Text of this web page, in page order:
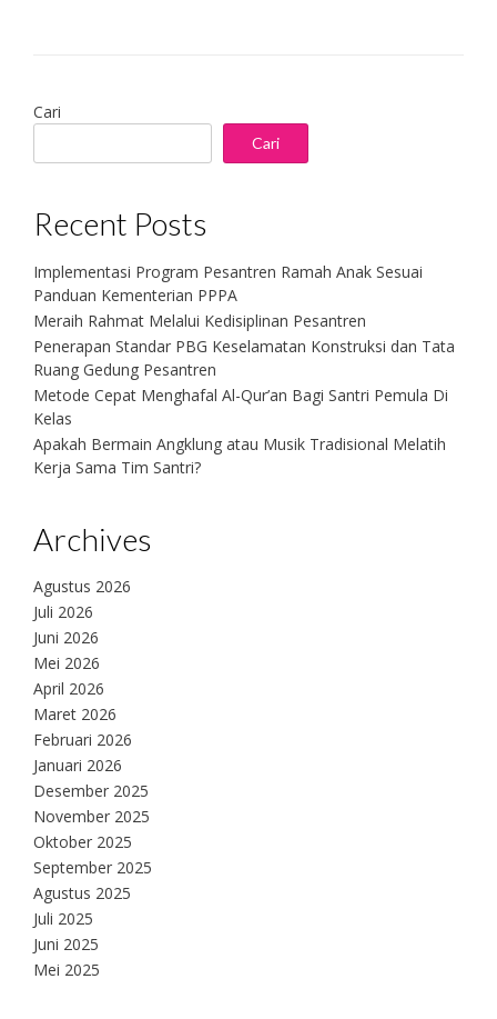
Cari
Cari
Recent Posts
Implementasi Program Pesantren Ramah Anak Sesuai
Panduan Kementerian PPPA
Meraih Rahmat Melalui Kedisiplinan Pesantren
Penerapan Standar PBG Keselamatan Konstruksi dan Tata
Ruang Gedung Pesantren
Metode Cepat Menghafal Al-Qur’an Bagi Santri Pemula Di
Kelas
Apakah Bermain Angklung atau Musik Tradisional Melatih
Kerja Sama Tim Santri?
Archives
Agustus 2026
Juli 2026
Juni 2026
Mei 2026
April 2026
Maret 2026
Februari 2026
Januari 2026
Desember 2025
November 2025
Oktober 2025
September 2025
Agustus 2025
Juli 2025
Juni 2025
Mei 2025